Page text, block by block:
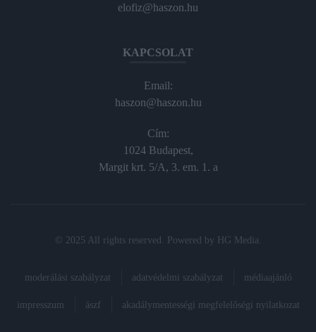
elofiz@haszon.hu
KAPCSOLAT
Email:
haszon@haszon.hu
Cím:
1024 Budapest,
Margit krt. 5/A, 3. em. 1. a
© 2025 All rights reserved. Powered by HG Media
moderálási szabályzat adatvédelmi szabályzat médiaajánló
impresszum ászf akadálymentességi megfelelőségi nyilatkozat